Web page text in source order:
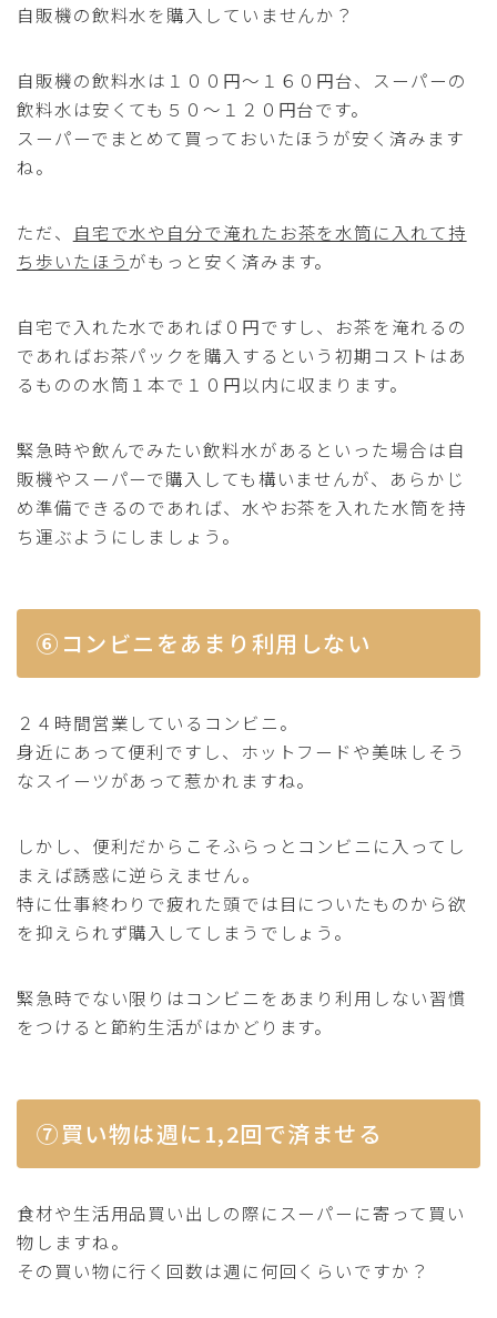
自販機の飲料水を購入していませんか？
自販機の飲料水は１００円～１６０円台、スーパーの
飲料水は安くても５０～１２０円台です。
スーパーでまとめて買っておいたほうが安く済みます
ね。
ただ、
自宅で水や自分で淹れたお茶を水筒に入れて持
ち歩いたほう がもっと安く済みます。
自宅で入れた水であれば０円ですし、お茶を淹れるの
であればお茶パックを購入するという初期コストはあ
るものの水筒１本で１０円以内に収まります。
緊急時や飲んでみたい飲料水があるといった場合は自
販機やスーパーで購入しても構いませんが、あらかじ
め準備できるのであれば、水やお茶を入れた水筒を持
ち運ぶようにしましょう。
⑥コンビニをあまり利用しない
２４時間営業しているコンビニ。
身近にあって便利ですし、ホットフードや美味しそう
なスイーツがあって惹かれますね。
しかし、便利だからこそふらっとコンビニに入ってし
まえば誘惑に逆らえません。
特に仕事終わりで疲れた頭では目についたものから欲
を抑えられず購入してしまうでしょう。
緊急時でない限りはコンビニをあまり利用しない習慣
をつけると節約生活がはかどります。
⑦買い物は週に1,2回で済ませる
食材や生活用品買い出しの際にスーパーに寄って買い
物しますね。
その買い物に行く回数は週に何回くらいですか？